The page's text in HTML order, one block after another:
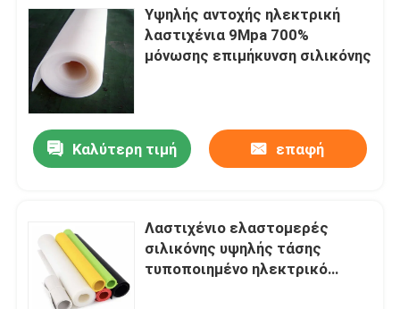
Σπίτι
ΠΕΡΙΠΟΥ ΗΠΑ
Υψηλής αντοχής ηλεκτρική
λαστιχένια 9Mpa 700%
μόνωσης επιμήκυνση σιλικόνης
Καλύτερη τιμή επαφή
Λαστιχένιο ελαστομερές
σιλικόνης υψηλής τάσης
τυποποιημένο ηλεκτρικό